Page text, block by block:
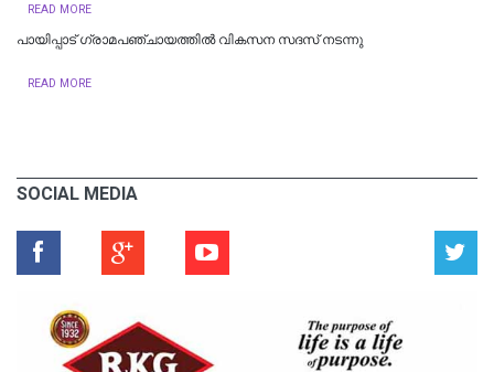
READ MORE
പായിപ്പാട് ഗ്രാമപഞ്ചായത്തിൽ വികസന സദസ് നടന്നു
READ MORE
SOCIAL MEDIA